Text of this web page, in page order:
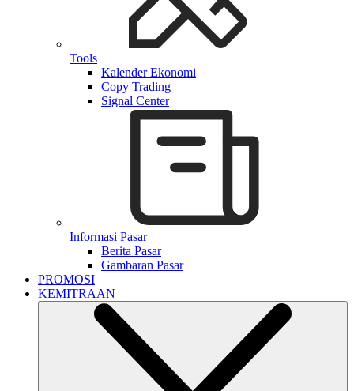
Tools
Kalender Ekonomi
Copy Trading
Signal Center
Informasi Pasar
Berita Pasar
Gambaran Pasar
PROMOSI
KEMITRAAN